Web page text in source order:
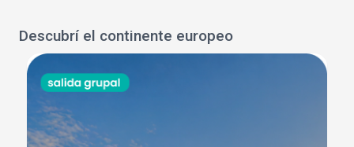
Descubrí el continente europeo